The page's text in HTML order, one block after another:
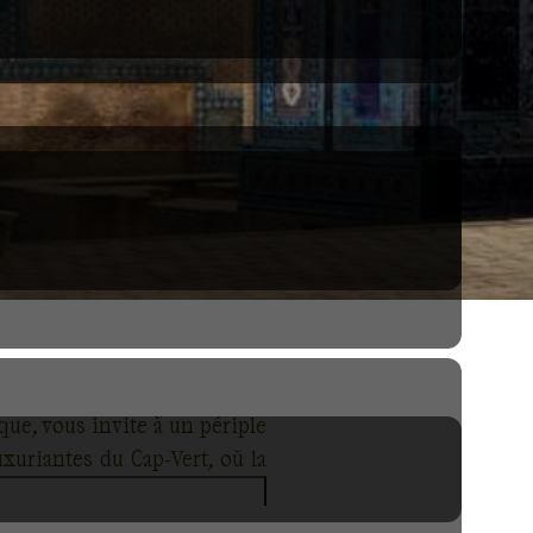
vous invite à un périple
du Cap-Vert, où la
la côte amalfitaine, pour
vous guideront vers des